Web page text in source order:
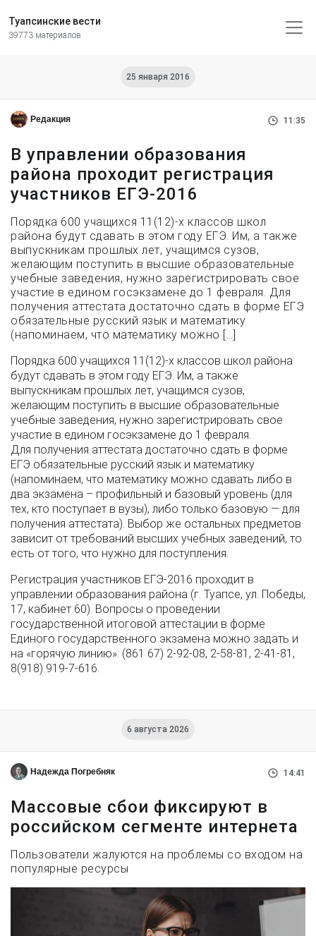
Туапсинские вести
39773 материалов
25 января 2016
Редакция 11:35
В управлении образования
района проходит регистрация
участников ЕГЭ-2016
Порядка 600 учащихся 11(12)-х классов школ
района будут сдавать в этом году ЕГЭ. Им, а также
выпускникам прошлых лет, учащимся сузов,
желающим поступить в высшие образовательные
учебные заведения, нужно зарегистрировать свое
участие в едином госэкзамене до 1 февраля. Для
получения аттестата достаточно сдать в форме ЕГЭ
обязательные русский язык и математику
(напоминаем, что математику можно […]
Порядка 600 учащихся 11(12)-х классов школ района
будут сдавать в этом году ЕГЭ. Им, а также
выпускникам прошлых лет, учащимся сузов,
желающим поступить в высшие образовательные
учебные заведения, нужно зарегистрировать свое
участие в едином госэкзамене до 1 февраля.
Для получения аттестата достаточно сдать в форме
ЕГЭ обязательные русский язык и математику
(напоминаем, что математику можно сдавать либо в
два экзамена – профильный и базовый уровень (для
тех, кто поступает в вузы), либо только базовую — для
получения аттестата). Выбор же остальных предметов
зависит от требований высших учебных заведений, то
есть от того, что нужно для поступления.
Регистрация участников ЕГЭ-2016 проходит в
управлении образования района (г. Туапсе, ул. Победы,
17, кабинет 60). Вопросы о проведении
государственной итоговой аттестации в форме
Единого государственного экзамена можно задать и
на «горячую линию»: (861 67) 2-92-08, 2-58-81, 2-41-81,
8(918) 919-7-616.
6 августа 2026
Надежда Погребняк 14:41
Массовые сбои фиксируют в
российском сегменте интернета
Пользователи жалуются на проблемы со входом на
популярные ресурсы